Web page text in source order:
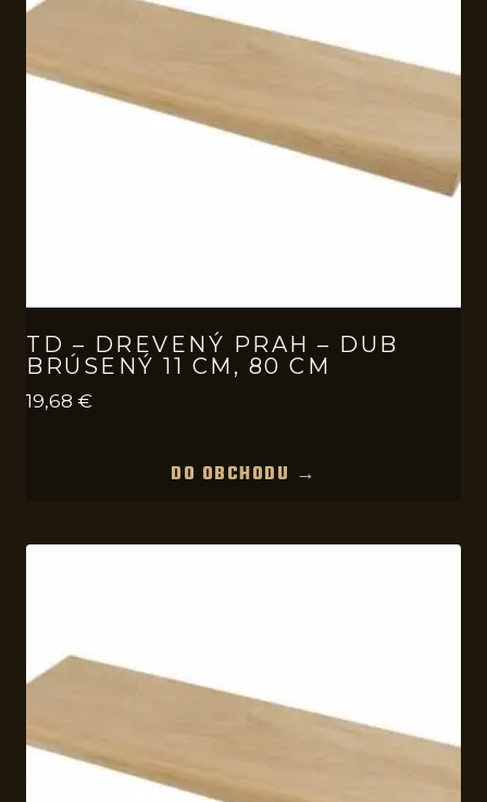
TD – DREVENÝ PRAH – DUB
BRÚSENÝ 11 CM, 80 CM
19,68 €
DO OBCHODU →